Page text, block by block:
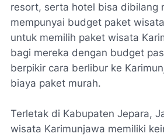
resort, serta hotel bisa dibilang
mempunyai budget paket
untuk memilih paket wisata
bagi mereka dengan budget
berpikir cara berlibur ke
biaya paket murah.
Terletak di Kabupaten Jepara,
wisata Karimunjawa memiliki